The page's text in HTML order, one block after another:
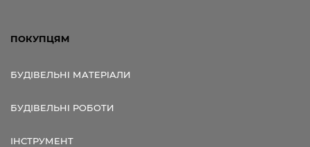
ПОКУПЦЯМ
БУДІВЕЛЬНІ МАТЕРІАЛИ
БУДІВЕЛЬНІ РОБОТИ
ІНСТРУМЕНТ